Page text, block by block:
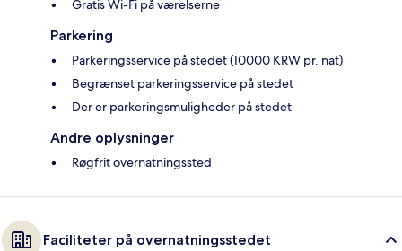
Gratis Wi-Fi på værelserne
Parkering
Parkeringsservice på stedet (10000 KRW pr. nat)
Begrænset parkeringsservice på stedet
Der er parkeringsmuligheder på stedet
Andre oplysninger
Røgfrit overnatningssted
Faciliteter på overnatningsstedet